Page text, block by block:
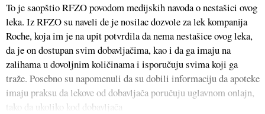
To je saopštio RFZO povodom medijskih navoda o nestašici ovog
leka. Iz RFZO su naveli de je nosilac dozvole za lek kompanija
Roche, koja im je na upit potvrdila da nema nestašice ovog leka,
da je on dostupan svim dobavljačima, kao i da ga imaju na
zalihama u dovoljnim količinama i isporučuju svima koji ga
traže. Posebno su napomenuli da su dobili informaciju da apoteke
imaju praksu da lekove od dobavljača poručuju uglavnom onlajn,
tako da ukoliko kod dobavljača